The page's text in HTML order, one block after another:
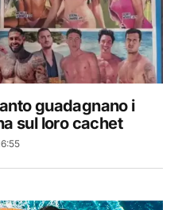
guadagnano i
sul loro cachet